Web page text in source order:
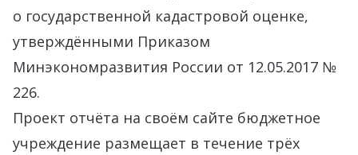
о государственной кадастровой оценке,
утверждёнными Приказом
Минэкономразвития России от 12.05.2017 №
226.
Проект отчёта на своём сайте бюджетное
учреждение размещает в течение трёх